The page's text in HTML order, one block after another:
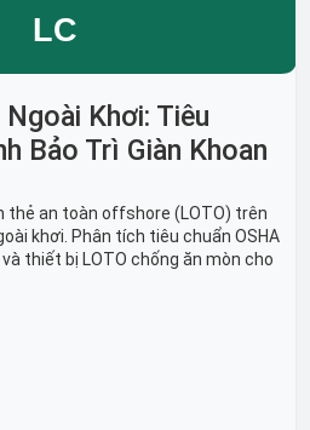
Khơi: Tiêu
Bảo Trì Giàn Khoan
thẻ an toàn offshore (LOTO) trên
khơi. Phân tích tiêu chuẩn OSHA
thiết bị LOTO chống ăn mòn cho